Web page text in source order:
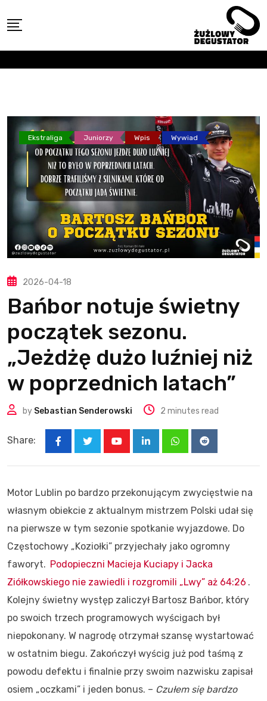
to
Ekstraliga Juniorzy Wpis Wywiad
2026-04-18
Bańbor notuje świetny
początek sezonu.
„Jeżdżę dużo luźniej niż
w poprzednich latach”
by Sebastian Senderowski 2 minutes read
Share:
LinkedInWhatsappReddit
Motor Lublin po bardzo przekonującym zwycięstwie na
własnym obiekcie z aktualnym mistrzem Polski udał się
na pierwsze w tym sezonie spotkanie wyjazdowe. Do
Częstochowy „Koziołki” przyjechały jako ogromny
faworyt. Podopieczni Macieja Kuciapy i Jacka
Ziółkowskiego nie zawiedli i rozgromili „Lwy” aż 64:26 .
Kolejny świetny występ zaliczył Bartosz Bańbor, który
po swoich trzech programowych wyścigach był
niepokonany. W nagrodę otrzymał szansę wystartować
w ostatnim biegu. Zakończył wyścig już pod taśmą z
powodu defektu i finalnie przy swoim nazwisku zapisał
osiem „oczkami” i jeden bonus. – Czułem się bardzo